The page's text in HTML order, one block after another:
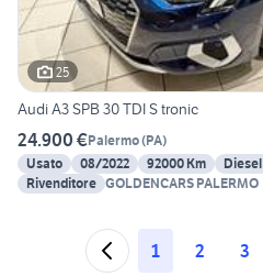
25
Audi A3 SPB 30 TDI S tronic
24.900 €Palermo(PA)
Usato
08/2022 92000 Km Diesel
Rivenditore GOLDENCARS PALERMO
1 2 3